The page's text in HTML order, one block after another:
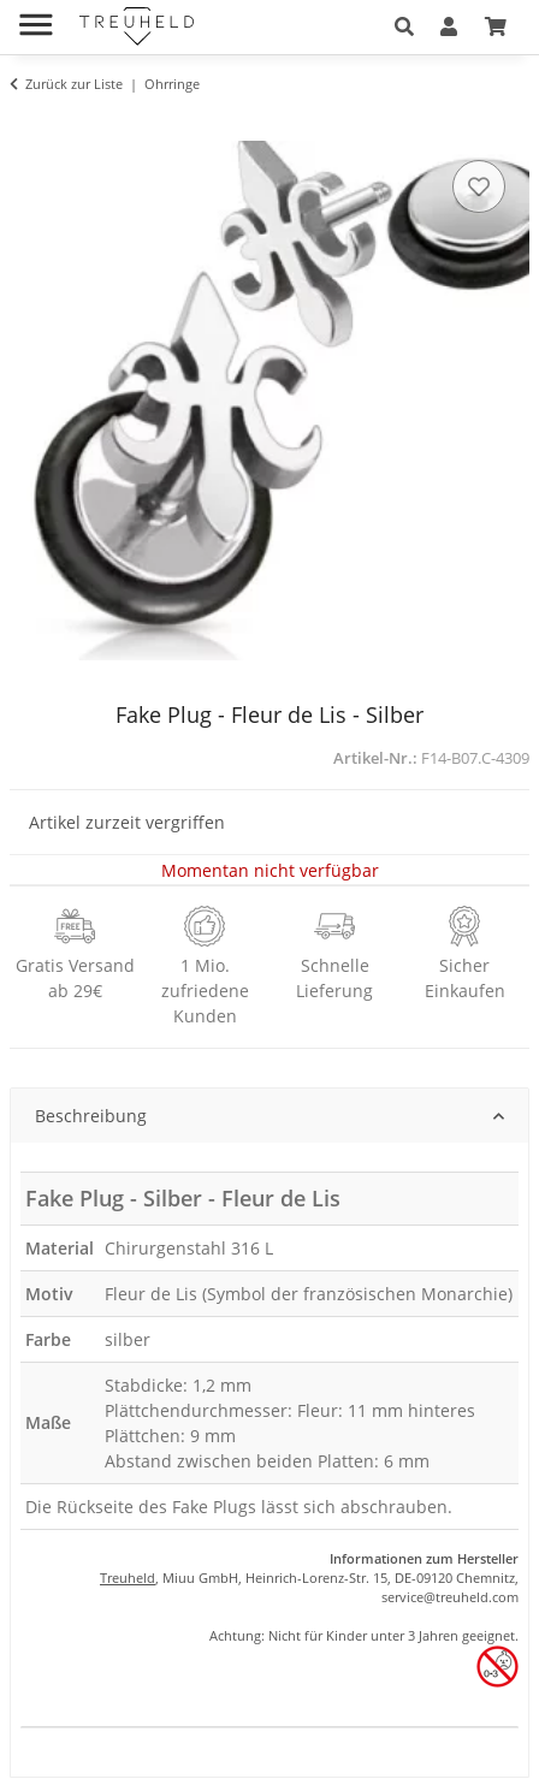
Zurück zur Liste Ohrringe
Fake Plug - Fleur de Lis - Silber
Artikel-Nr.: F14-B07.C-4309
Artikel zurzeit vergriffen
Momentan nicht verfügbar
Gratis Versand
ab 29€
1 Mio.
zufriedene
Kunden
Schnelle
Lieferung
Sicher
Einkaufen
Beschreibung
Fake Plug - Silber - Fleur de Lis
Material Chirurgenstahl 316 L
Motiv
Fleur de Lis (Symbol der französischen Monarchie)
Farbe
silber
Maße
Stabdicke: 1,2 mm
Plättchendurchmesser: Fleur: 11 mm hinteres
Plättchen: 9 mm
Abstand zwischen beiden Platten: 6 mm
Die Rückseite des Fake Plugs lässt sich abschrauben.
Informationen zum Hersteller
Treuheld, Miuu GmbH, Heinrich-Lorenz-Str. 15, DE-09120 Chemnitz,
service@treuheld.com
Achtung: Nicht für Kinder unter 3 Jahren geeignet.